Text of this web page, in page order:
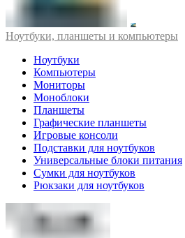
Ноутбуки, планшеты и компьютеры
Ноутбуки
Компьютеры
Мониторы
Моноблоки
Планшеты
Графические планшеты
Игровые консоли
Подставки для ноутбуков
Универсальные блоки питания
Сумки для ноутбуков
Рюкзаки для ноутбуков